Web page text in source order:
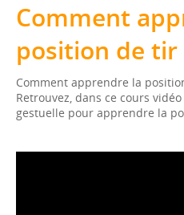
Comment
position de tir
Comment apprendre la
Retrouvez, dans ce cours
gestuelle pour apprendre la